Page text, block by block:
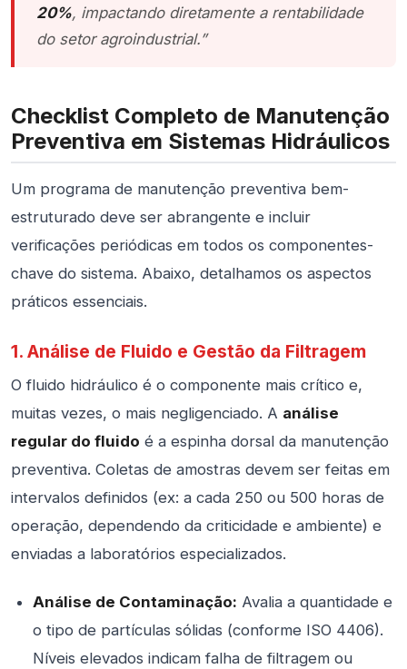
20%, impactando diretamente a rentabilidade
do setor agroindustrial.”
Checklist Completo de Manutenção
Preventiva em Sistemas Hidráulicos
Um programa de manutenção preventiva bem-
estruturado deve ser abrangente e incluir
verificações periódicas em todos os componentes-
chave do sistema. Abaixo, detalhamos os aspectos
práticos essenciais.
1. Análise de Fluido e Gestão da Filtragem
O fluido hidráulico é o componente mais crítico e,
muitas vezes, o mais negligenciado. A análise
regular do fluido é a espinha dorsal da manutenção
preventiva. Coletas de amostras devem ser feitas em
intervalos definidos (ex: a cada 250 ou 500 horas de
operação, dependendo da criticidade e ambiente) e
enviadas a laboratórios especializados.
Análise de Contaminação: Avalia a quantidade e
o tipo de partículas sólidas (conforme ISO 4406).
Níveis elevados indicam falha de filtragem ou